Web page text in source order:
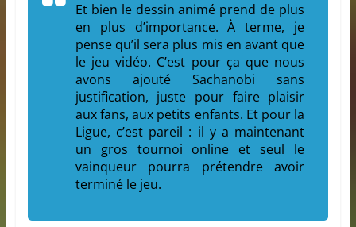
Et bien le dessin animé prend de plus
en plus d’importance. À terme, je
pense qu’il sera plus mis en avant que
le jeu vidéo. C’est pour ça que nous
avons ajouté Sachanobi sans
justification, juste pour faire plaisir
aux fans, aux petits enfants. Et pour la
Ligue, c’est pareil : il y a maintenant
un gros tournoi online et seul le
vainqueur pourra prétendre avoir
terminé le jeu.